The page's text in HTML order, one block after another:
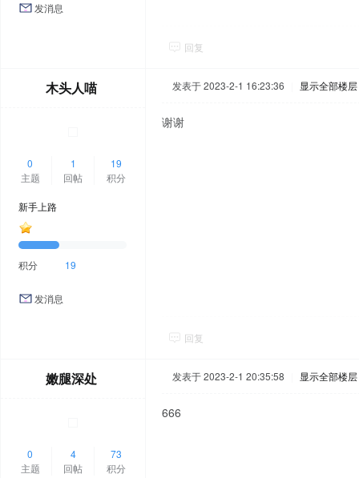
发消息
回复
木头人喵
0
主题
1
回帖
19
积分
新手上路
积分 19
发消息
发表于 2023-2-1 16:23:36 显示全部楼层
谢谢
回复
嫩腿深处
0
主题
4
回帖
73
积分
发表于 2023-2-1 20:35:58 显示全部楼层
666